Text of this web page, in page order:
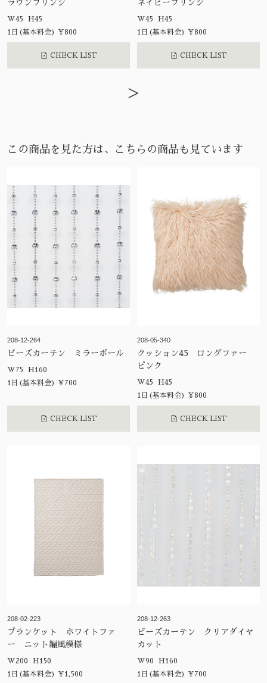
ラウンフリンジ
W45 H45
1日(基本料金) ¥800
CHECK LIST
ネイビーフリンジ
W45 H45
1日(基本料金) ¥800
CHECK LIST
>
この商品を見た方は、こちらの商品も見ています
208-12-264
ビーズカーテン ミラーボール
W75 H160
1日(基本料金) ¥700
CHECK LIST
208-05-340
クッション45 ロングファー
ピンク
W45 H45
1日(基本料金) ¥800
CHECK LIST
208-02-223
ブランケット ホワイトファ
ー ニット編風模様
W200 H150
1日(基本料金) ¥1,500
208-12-263
ビーズカーテン クリアダイヤ
カット
W90 H160
1日(基本料金) ¥700